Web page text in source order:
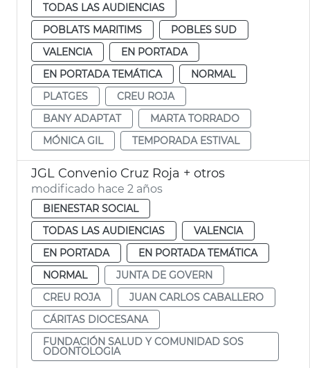
TODAS LAS AUDIENCIAS
POBLATS MARITIMS
POBLES SUD
VALENCIA
EN PORTADA
EN PORTADA TEMÁTICA
NORMAL
PLATGES
CREU ROJA
BANY ADAPTAT
MARTA TORRADO
MÓNICA GIL
TEMPORADA ESTIVAL
JGL Convenio Cruz Roja + otros
modificado hace 2 años
BIENESTAR SOCIAL
TODAS LAS AUDIENCIAS
VALENCIA
EN PORTADA
EN PORTADA TEMÁTICA
NORMAL
JUNTA DE GOVERN
CREU ROJA
JUAN CARLOS CABALLERO
CÁRITAS DIOCESANA
FUNDACIÓN SALUD Y COMUNIDAD SOS
ODONTOLOGIA